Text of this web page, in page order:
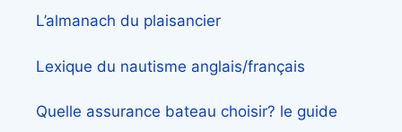
L’almanach du plaisancier
Lexique du nautisme anglais/français
Quelle assurance bateau choisir? le guide